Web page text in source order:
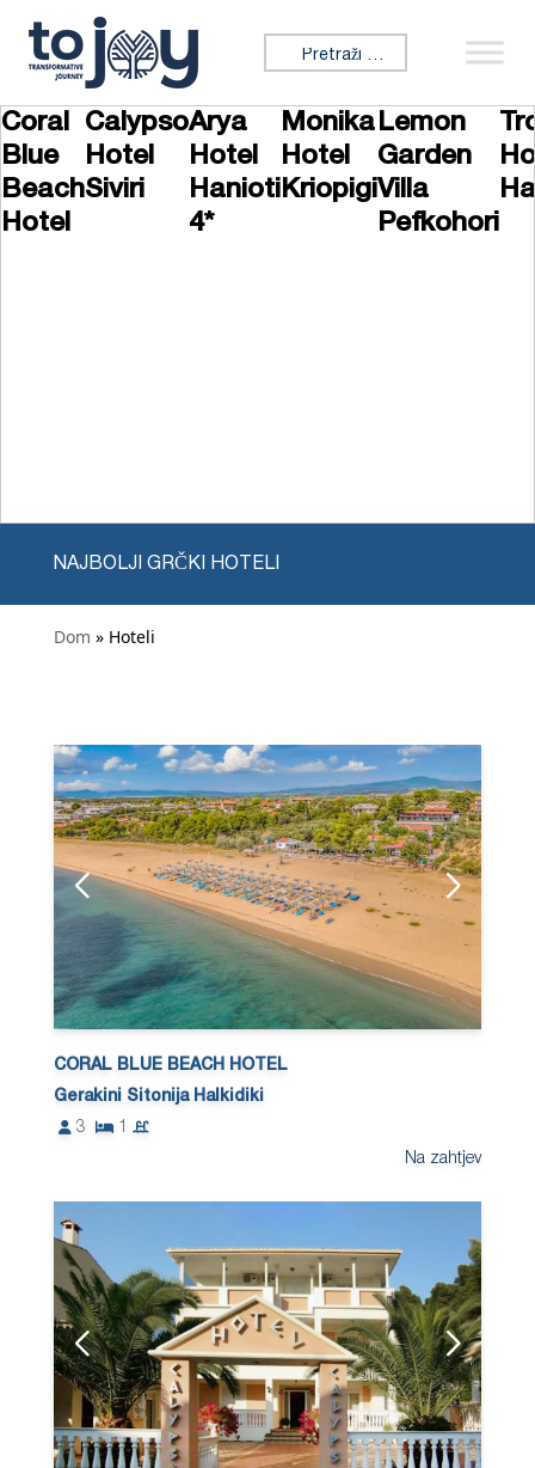
Preskoči na sadržaj
Tražiti:
Coral
Blue
Beach
Hotel
Calypso
Hotel
Siviri
Arya
Hotel
Hanioti
4*
Monika
Hotel
Kriopigi
Lemon
Garden
Villa
Pefkohori
NAJBOLJI GRČKI HOTELI
Dom » Hoteli
CORAL BLUE BEACH HOTEL
Gerakini Sitonija Halkidiki
3
1
Na zahtjev